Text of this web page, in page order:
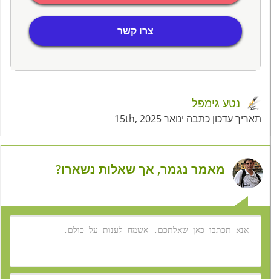
צרו קשר
נטע גימפל
תאריך עדכון כתבה ינואר 15th, 2025
מאמר נגמר, אך שאלות נשארו?